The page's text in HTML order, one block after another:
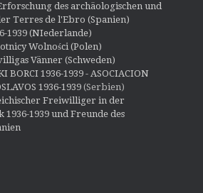
des archäologischen und
Terres de l'Ebro (Spanien)
1939 (NIederlande)
Wolności (Polen)
Vänner (Schweden)
BORCI 1936-1939 - ASOCIACION
1936-1939 (Serbien)
Freiwilliger in der
1936-1939 und Freunde des